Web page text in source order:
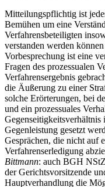
Mitteilungspflichtig ist
Bemühen um eine
Verfahrensbeteiligten
verstanden werden
Vorbesprechung ist eine
Fragen des prozessualen
Verfahrensergebnis
die Äußerung zu einer
solche Erörterungen, bei
und ein prozessuales
Gegenleistung gesetzt
Gesprächen, die nicht auf
Verfahrenserledigung
Bittmann: auch BGH
der Gerichtsvorsitzende
Hauptverhandlung die